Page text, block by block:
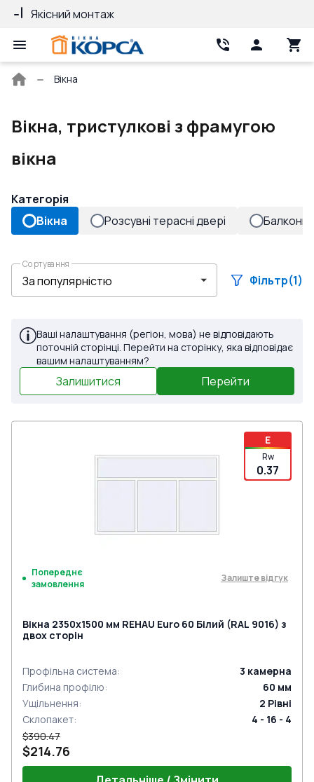
Якісний монтаж
Головна
Вікна
Вікна, тристулкові з фрамугою
вікна
Категорія
Вікна
Розсувні терасні двері Балконні
Сортування
Фільтр(1)
Ваші налаштування (регіон, мова) не відповідають
поточній сторінці. Перейти на сторінку, яка відповідає
вашим налаштуванням?
Залишитися Перейти
E
Rw
0.37
Попереднє
замовлення
Залиште відгук
Вікна 2350x1500 мм REHAU Euro 60 Білий (RAL 9016) з
двох сторін
Профільна система: 3 камерна
Глибина профілю: 60 мм
Ущільнення: 2 Рівні
Склопакет:
4 - 16 - 4
$390.47
$214.76